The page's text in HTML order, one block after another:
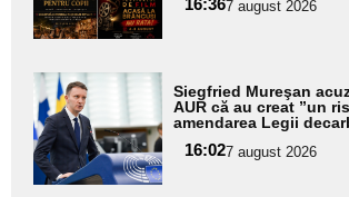
subtitlu
7 august 2026
Adaugă
aici textul
pentru
subtitlu
Siegfried Mureşan
AUR că au creat ”un
amendarea Legii
16:027 august 2026